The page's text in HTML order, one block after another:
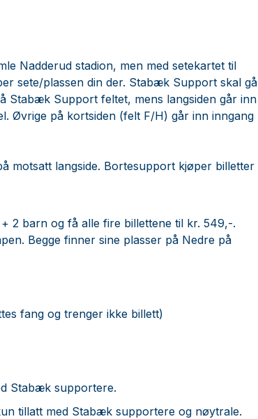
Nadderud stadion, men med setekartet til
sete/plassen din der. Stabæk Support skal gå
Stabæk Support feltet, mens langsiden går inn
Øvrige på kortsiden (felt F/H) går inn inngang
motsatt langside. Bortesupport kjøper billetter
2 barn og få alle fire billettene til kr. 549,-.
Begge finner sine plasser på Nedre på
fang og trenger ikke billett)
Stabæk supportere.
tillatt med Stabæk supportere og nøytrale.